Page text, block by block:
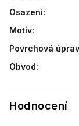
Osazení:
Motiv:
Povrchová
Obvod:
Hodnocení